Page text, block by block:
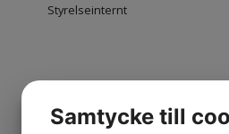
Styrelseinternt
Släktarkivet i
Samtycke till